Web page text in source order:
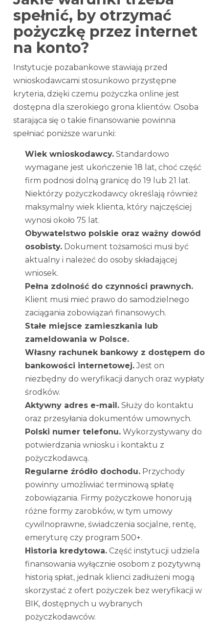
spełnić, by otrzymać
pożyczkę przez internet
na konto?
Instytucje pozabankowe stawiają przed
wnioskodawcami stosunkowo przystępne
kryteria, dzięki czemu pożyczka online jest
dostępna dla szerokiego grona klientów. Osoba
starająca się o takie finansowanie powinna
spełniać poniższe warunki:
Wiek wnioskodawcy. Standardowo
wymagane jest ukończenie 18 lat, choć część
firm podnosi dolną granicę do 19 lub 21 lat.
Niektórzy pożyczkodawcy określają również
maksymalny wiek klienta, który najczęściej
wynosi około 75 lat.
Obywatelstwo polskie oraz ważny dowód
osobisty. Dokument tożsamości musi być
aktualny i należeć do osoby składającej
wniosek.
Pełna zdolność do czynności prawnych.
Klient musi mieć prawo do samodzielnego
zaciągania zobowiązań finansowych.
Stałe miejsce zamieszkania lub
zameldowania w Polsce.
Własny rachunek bankowy z dostępem do
bankowości internetowej.Jest on
niezbędny do weryfikacji danych oraz wypłaty
środków.
Aktywny adres e-mail. Służy do kontaktu
oraz przesyłania dokumentów umownych.
Polski numer telefonu. Wykorzystywany do
potwierdzania wniosku i kontaktu z
pożyczkodawcą.
Regularne źródło dochodu. Przychody
powinny umożliwiać terminową spłatę
zobowiązania. Firmy pożyczkowe honorują
różne formy zarobków, w tym umowy
cywilnoprawne, świadczenia socjalne, rentę,
emeryturę czy program 500+.
Historia kredytowa. Część instytucji udziela
finansowania wyłącznie osobom z pozytywną
historią spłat, jednak klienci zadłużeni mogą
skorzystać z ofert pożyczek bez weryfikacji w
BIK, dostępnych u wybranych
pożyczkodawców.